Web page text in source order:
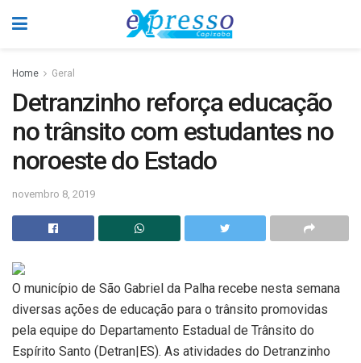
Home Geral
Detranzinho reforça educação
no trânsito com estudantes no
noroeste do Estado
novembro 8, 2019
O município de São Gabriel da Palha recebe nesta semana
diversas ações de educação para o trânsito promovidas
pela equipe do Departamento Estadual de Trânsito do
Espírito Santo (Detran|ES). As atividades do Detranzinho